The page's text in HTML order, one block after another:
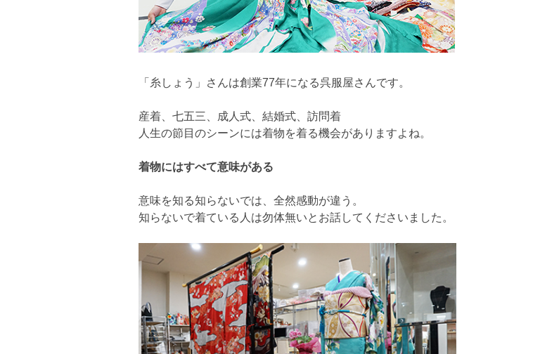
「糸しょう」さんは創業77年になる呉服屋さんです。
産着、七五三、成人式、結婚式、訪問着
人生の節目のシーンには着物を着る機会がありますよね。
着物にはすべて意味がある
意味を知る知らないでは、全然感動が違う。
知らないで着ている人は勿体無いとお話してくださいました。